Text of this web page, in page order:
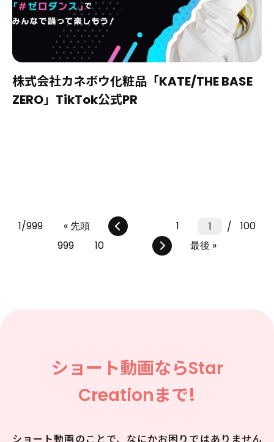
株式会社カネボウ化粧品「KATE/THE BASE
ZERO」TikTok公式PR
1/999 « 先頭 1 1
100
999
10 最後 »
ショート動画ならStar
Creationまで!